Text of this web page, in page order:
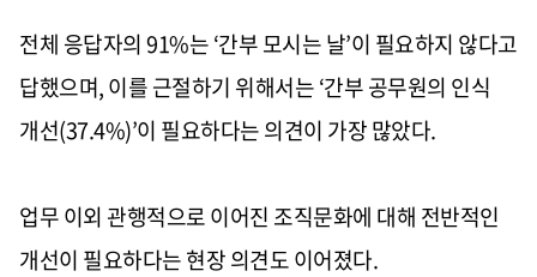
전체 응답자의 91%는 ‘간부 모시는 날’이 필요하지 않다고
답했으며, 이를 근절하기 위해서는 ‘간부 공무원의 인식
개선(37.4%)’이 필요하다는 의견이 가장 많았다.
업무 이외 관행적으로 이어진 조직문화에 대해 전반적인
개선이 필요하다는 현장 의견도 이어졌다.